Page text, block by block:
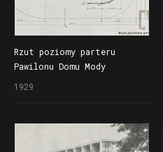
Rzut poziomy parteru
Pawilonu Domu Mody
Bogusława Hersego w Parku
1929